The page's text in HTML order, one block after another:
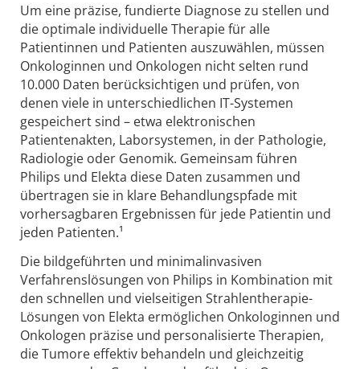
Um eine präzise, fundierte Diagnose zu stellen und
die optimale individuelle Therapie für alle
Patientinnen und Patienten auszuwählen, müssen
Onkologinnen und Onkologen nicht selten rund
10.000 Daten berücksichtigen und prüfen, von
denen viele in unterschiedlichen IT-Systemen
gespeichert sind – etwa elektronischen
Patientenakten, Laborsystemen, in der Pathologie,
Radiologie oder Genomik. Gemeinsam führen
Philips und Elekta diese Daten zusammen und
übertragen sie in klare Behandlungspfade mit
vorhersagbaren Ergebnissen für jede Patientin und
jeden Patienten.¹
Die bildgeführten und minimalinvasiven
Verfahrenslösungen von Philips in Kombination mit
den schnellen und vielseitigen Strahlentherapie-
Lösungen von Elekta ermöglichen Onkologinnen und
Onkologen präzise und personalisierte Therapien,
die Tumore effektiv behandeln und gleichzeitig